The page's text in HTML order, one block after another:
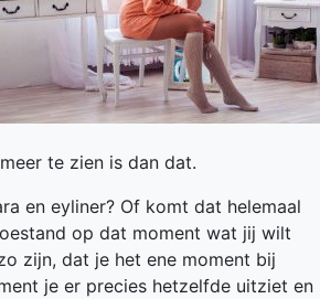
te zien is dan dat.
en eyliner? Of komt dat helemaal
op dat moment wat jij wilt
zijn, dat je het ene moment bij
je er precies hetzelfde uitziet en